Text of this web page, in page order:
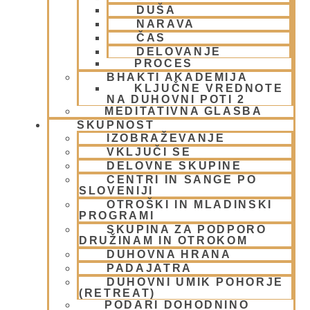
DUŠA
NARAVA
ČAS
DELOVANJE
PROCES
BHAKTI AKADEMIJA
KLJUČNE VREDNOTE
NA DUHOVNI POTI 2
MEDITATIVNA GLASBA
SKUPNOST
IZOBRAŽEVANJE
VKLJUČI SE
DELOVNE SKUPINE
CENTRI IN SANGE PO
SLOVENIJI
OTROŠKI IN MLADINSKI
PROGRAMI
SKUPINA ZA PODPORO
DRUŽINAM IN OTROKOM
DUHOVNA HRANA
PADAJATRA
DUHOVNI UMIK POHORJE
(RETREAT)
PODARI DOHODNINO
Krišnove inkarnacije(11)
(9)
MORALA IN ETIKA(5)
Napitki – topli
(1)
Napovednik(10)
Nedeljska predavanja in festivali
(1)
Nove knjige(6)
Novice iz skupnosti(1)
Obiski fakultete – šole(6)
Padajatra 2008(12)
PADAYATRA
(3)
Pogosta vprašanja(2)
Popotovanja(1)
Poučne zgodbe in nauki
Prabhupadovi učenci in ostali(3)
Predavanja(2)
Predstavitev(9)
Prigrizki
(1)
Prireditve (7)
Priti Vardhana das(1)